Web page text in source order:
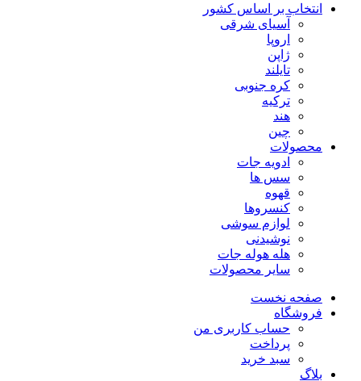
انتخاب بر اساس کشور
آسیای شرقی
اروپا
ژاپن
تایلند
کره جنوبی
ترکیه
هند
چین
محصولات
ادویه جات
سس ها
قهوه
کنسروها
لوازم سوشی
نوشیدنی
هله هوله جات
سایر محصولات
صفحه نخست
فروشگاه
حساب کاربری من
پرداخت
سبد خرید
بلاگ